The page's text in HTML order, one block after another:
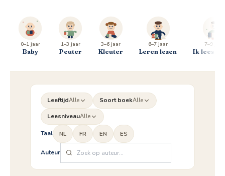
0–1 jaar
Baby
1–3 jaar
Peuter
3–6 jaar
Kleuter
6–7 jaar
Leren lezen
7–9 jaar
Ik lees al
LeeftijdAlle Soort boekAlle
LeesniveauAlle
Taal NL FR EN ES
Auteur